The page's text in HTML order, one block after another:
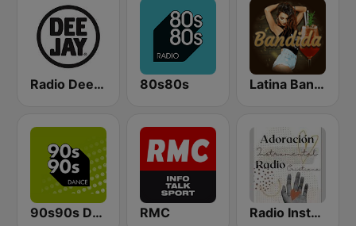
Radio Deejay 80s80s Latina Bandida!
90s90s Dance RMC Radio Instrumental Cristiana